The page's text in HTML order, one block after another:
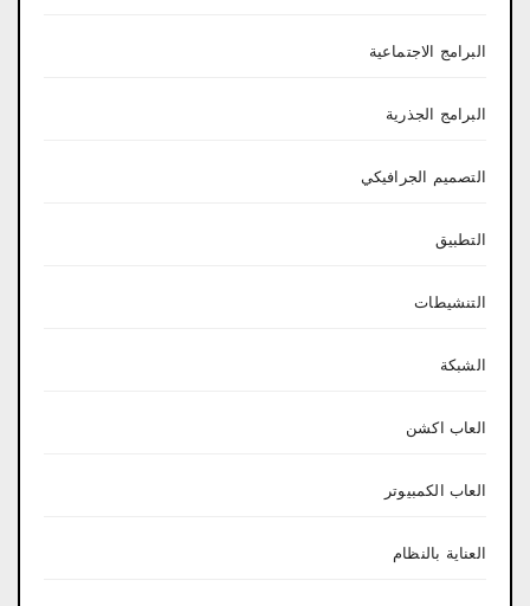
البرامج الاجتماعية
البرامج الجذرية
التصميم الجرافيكي
التطبيق
التنشيطات
الشبكة
العاب اكشن
العاب الكمبيوتر
العناية بالنظام